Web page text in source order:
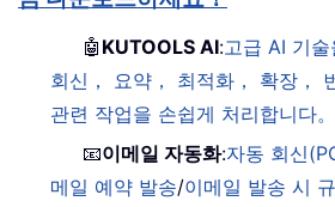
🤖 KUTOOLS AI:고급 AI 기
회신， 요약， 최적화， 확장，
관련 작업을 손쉽게 처리합니다。
📧이메일 자동화:자동 회신
메일 예약 발송/이메일 발송 시